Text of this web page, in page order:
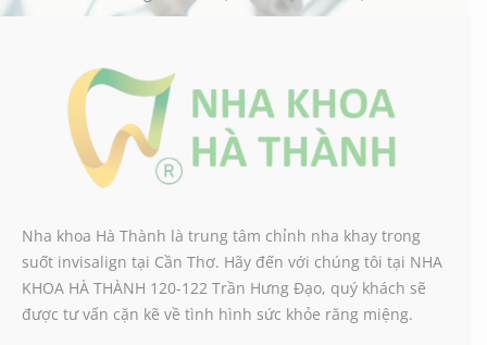
Nha khoa Hà Thành là trung tâm chỉnh nha khay trong
suốt invisalign tại Cần Thơ. Hãy đến với chúng tôi tại NHA
KHOA HÀ THÀNH 120-122 Trần Hưng Đạo, quý khách sẽ
được tư vấn cặn kẽ về tình hình sức khỏe răng miệng.